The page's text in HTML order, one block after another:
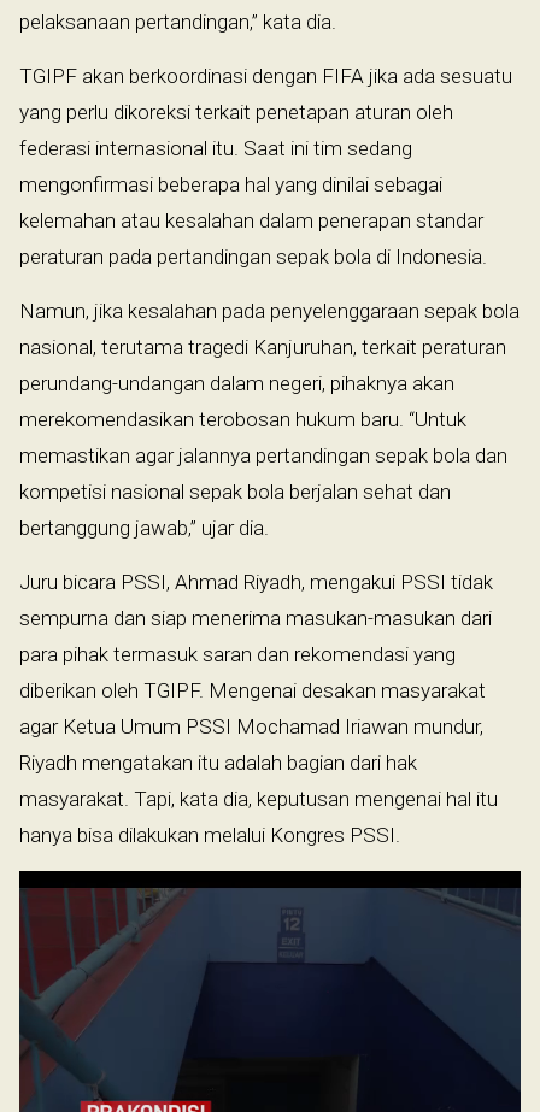
pelaksanaan pertandingan,” kata dia.
TGIPF akan berkoordinasi dengan FIFA jika ada sesuatu
yang perlu dikoreksi terkait penetapan aturan oleh
federasi internasional itu. Saat ini tim sedang
mengonfirmasi beberapa hal yang dinilai sebagai
kelemahan atau kesalahan dalam penerapan standar
peraturan pada pertandingan sepak bola di Indonesia.
Namun, jika kesalahan pada penyelenggaraan sepak bola
nasional, terutama tragedi Kanjuruhan, terkait peraturan
perundang-undangan dalam negeri, pihaknya akan
merekomendasikan terobosan hukum baru. “Untuk
memastikan agar jalannya pertandingan sepak bola dan
kompetisi nasional sepak bola berjalan sehat dan
bertanggung jawab,” ujar dia.
Juru bicara PSSI, Ahmad Riyadh, mengakui PSSI tidak
sempurna dan siap menerima masukan-masukan dari
para pihak termasuk saran dan rekomendasi yang
diberikan oleh TGIPF. Mengenai desakan masyarakat
agar Ketua Umum PSSI Mochamad Iriawan mundur,
Riyadh mengatakan itu adalah bagian dari hak
masyarakat. Tapi, kata dia, keputusan mengenai hal itu
hanya bisa dilakukan melalui Kongres PSSI.